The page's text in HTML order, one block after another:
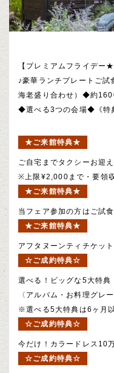
【プレミアムフライデー
♪豪華ランチプレートご
海老盛り合わせ）◆約
◆選べる3つの会場◆《特
★ご来館特典★
ご自宅までタクシーお迎え
※上限¥2,000まで・要領
★ご来館特典★
当フェア参加の方はご試
★ご来館特典★
アフタヌーンティチケッ
☆ご成約特典☆
選べる！ビッグな5大特典
〈アルバム・お料理グレ
※選べる5大特典は6ヶ月
☆ご成約特典☆
今だけ！カラードレス10
☆ご成約特典☆